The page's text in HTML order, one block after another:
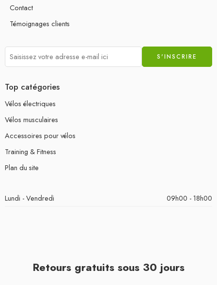
Contact
Témoignages clients
Top catégories
Vélos électriques
Vélos musculaires
Accessoires pour vélos
Training & Fitness
Plan du site
Lundi - Vendredi 09h00 - 18h00
Retours gratuits sous 30 jours